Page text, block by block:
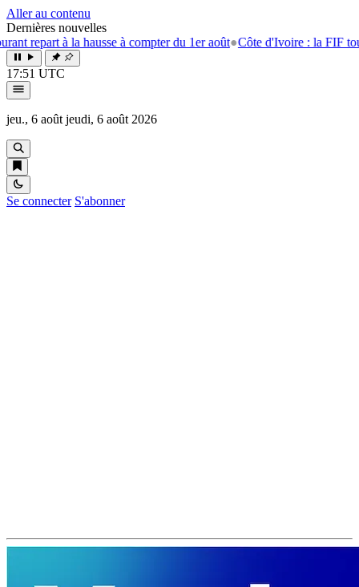
Aller au contenu
Dernières nouvelles
hausse à compter du 1er août●Côte d'Ivoire : la FIF tourne la page
17:51 UTC
jeu., 6 août jeudi, 6 août 2026
Se connecter S'abonner